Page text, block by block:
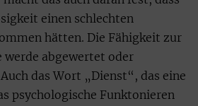
einen schlechten
hätten. Die Fähigkeit zur
werde abgewertet oder
das Wort „Dienst“, das eine
psychologische Funktonieren